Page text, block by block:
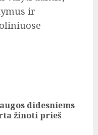
ir
didesniems
žinoti prieš